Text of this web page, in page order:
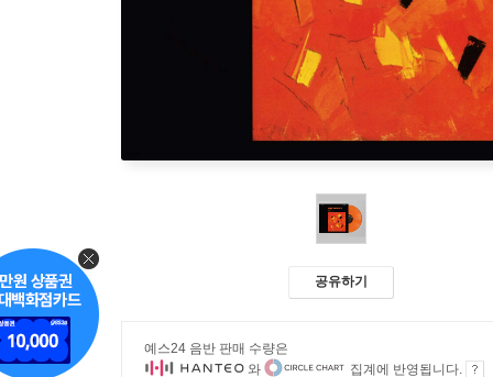
공유하기
예스24 음반 판매 수량은
와
집계에 반영됩니다.